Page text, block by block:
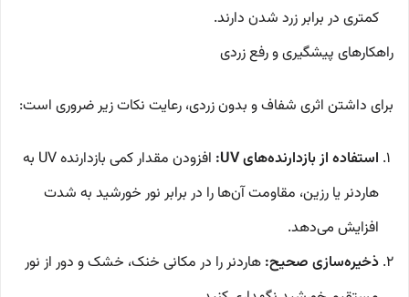
کمتری در برابر زرد شدن دارند.
راهکارهای پیشگیری و رفع زردی
برای داشتن اثری شفاف و بدون زردی، رعایت نکات زیر ضروری است:
استفاده از بازدارنده‌های UV:
افزودن مقدار کمی بازدارنده UV به
هاردنر یا رزین، مقاومت آن‌ها را در برابر نور خورشید به شدت
افزایش می‌دهد.
ذخیره‌سازی صحیح: هاردنر را در مکانی خنک، خشک و دور از نور